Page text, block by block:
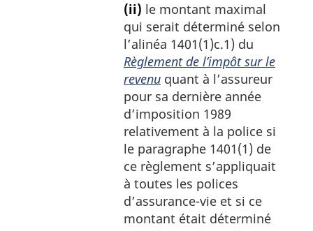
(ii) le montant maximal
qui serait déterminé selon
l’alinéa 1401(1)c.1) du
Règlement de l’impôt sur le
revenu quant à l’assureur
pour sa dernière année
d’imposition 1989
relativement à la police si
le paragraphe 1401(1) de
ce règlement s’appliquait
à toutes les polices
d’assurance-vie et si ce
montant était déterminé